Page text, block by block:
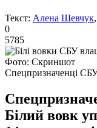
Текст: Алена Шевчук
0
5785
Фото: Скриншот
Спецпризначенці СБУ
Білий вовк